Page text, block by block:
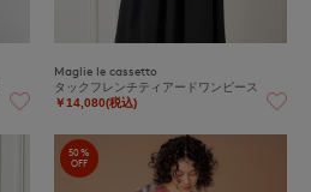
Maglie le cassetto
タックフレンチティアードワンピース
￥14,080(税込)
50%
OFF